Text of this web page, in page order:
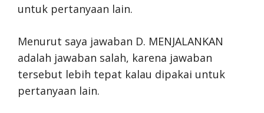
untuk pertanyaan lain.
Menurut saya jawaban D. MENJALANKAN
adalah jawaban salah, karena jawaban
tersebut lebih tepat kalau dipakai untuk
pertanyaan lain.